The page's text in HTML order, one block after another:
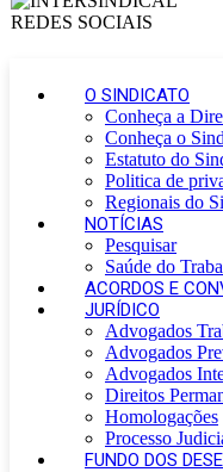
O SINDICATO
Conheça a
Conheça o
Estatuto do
Politica de
Regionais do
NOTÍCIAS
Pesquisar
Saúde do
ACORDOS E
JURÍDICO
Advogados
Advogados
Advogados
Direitos
Homologações
Processo
FUNDO DOS